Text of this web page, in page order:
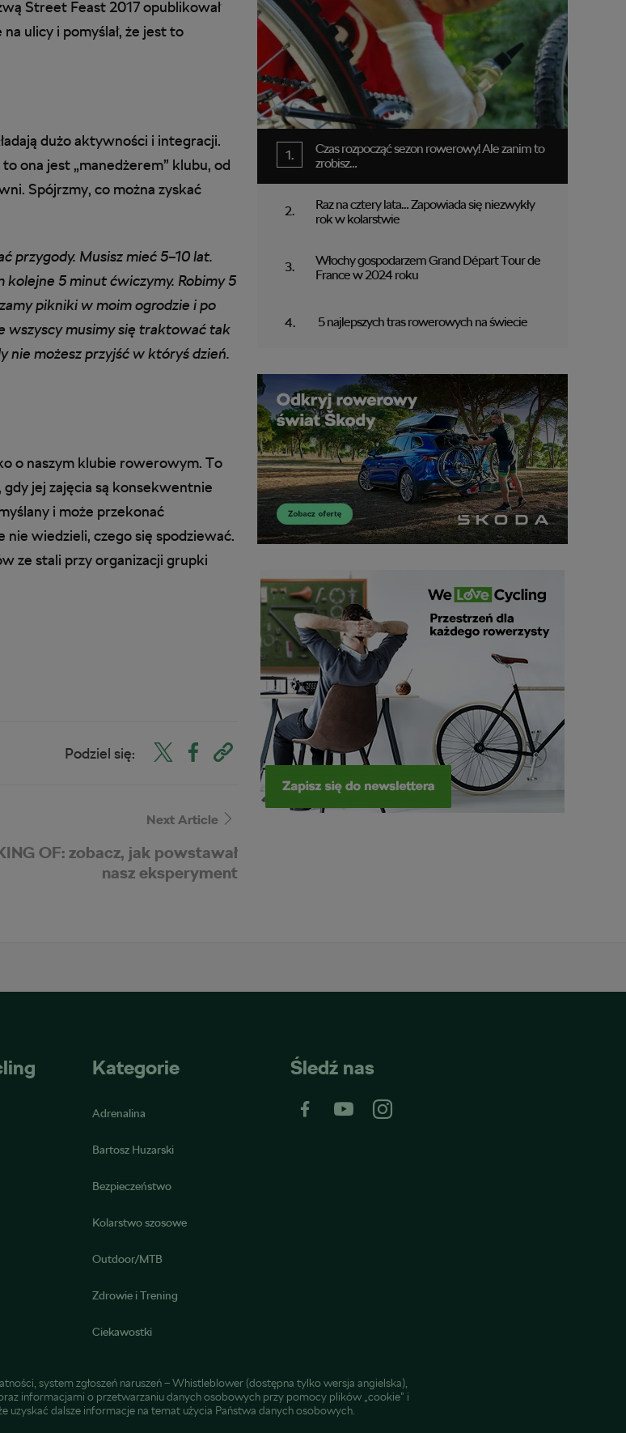
Street Feast 2017 opublikował
ulicy i pomyślał, że jest to
dużo aktywności i integracji.
ona jest „manedżerem” klubu, od
Spójrzmy, co można zyskać
przygody. Musisz mieć 5–10 lat.
5 minut ćwiczymy. Robimy 5
pikniki w moim ogrodzie i po
wszyscy musimy się traktować tak
nie możesz przyjść w któryś dzień.
o naszym klubie rowerowym. To
gdy jej zajęcia są konsekwentnie
i może przekonać
wiedzieli, czego się spodziewać.
ze stali przy organizacji grupki
Podziel się:
Next Article
OF: zobacz, jak powstawał
nasz eksperyment
Czas rozpocząć sezon rowerowy! Ale zanim to
zrobisz…
Raz na cztery lata… Zapowiada się niezwykły
rok w kolarstwie
Włochy gospodarzem Grand Départ Tour de
France w 2024 roku
5 najlepszych tras rowerowych na świecie
Kategorie
Adrenalina
Bartosz Huzarski
Bezpieczeństwo
Kolarstwo szosowe
Outdoor/MTB
Zdrowie i Trening
Ciekawostki
Śledź nas
, system zgłoszeń naruszeń –Whistleblower(dostępna tylko wersja angielska),
informacjami o przetwarzaniu danych osobowych przy pomocy plików „cookie” i
uzyskać dalsze informacje na temat użycia Państwa danych osobowych.